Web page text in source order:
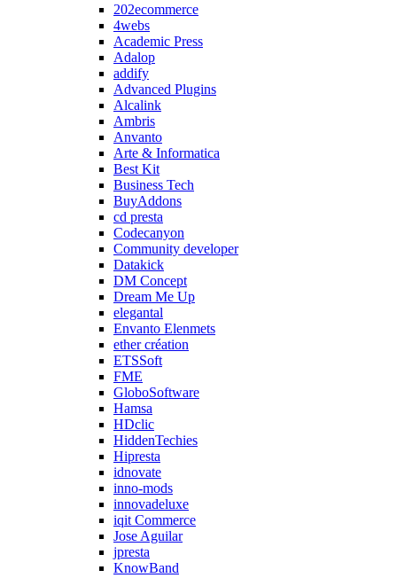
202ecommerce
4webs
Academic Press
Adalop
addify
Advanced Plugins
Alcalink
Ambris
Anvanto
Arte & Informatica
Best Kit
Business Tech
BuyAddons
cd presta
Codecanyon
Community developer
Datakick
DM Concept
Dream Me Up
elegantal
Envanto Elenmets
ether création
ETSSoft
FME
GloboSoftware
Hamsa
HDclic
HiddenTechies
Hipresta
idnovate
inno-mods
innovadeluxe
iqit Commerce
Jose Aguilar
jpresta
KnowBand